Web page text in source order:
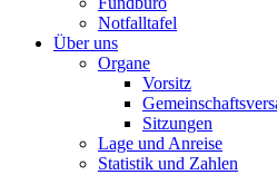
Notfalltafel
Über uns
Organe
Vorsitz
Sitzungen
Lage und Anreise
Statistik und Zahlen